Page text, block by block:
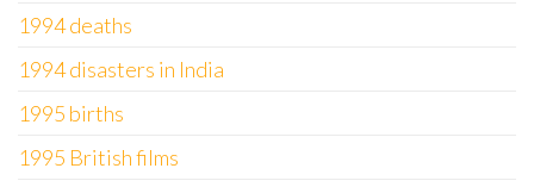
1994 deaths
1994 disasters in India
1995 births
1995 British films